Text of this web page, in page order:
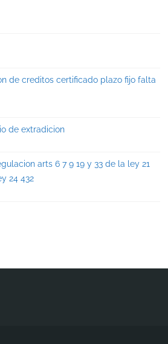
de creditos certificado plazo fijo falta
de extradicion
arts 6 7 9 19 y 33 de la ley 21
24 432